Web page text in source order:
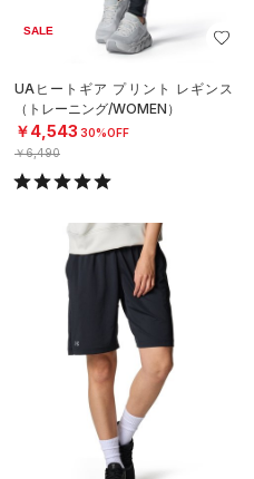
SALE
UAヒートギア プリント レギンス
（トレーニング/WOMEN）
￥4,543 30%OFF
￥6,490